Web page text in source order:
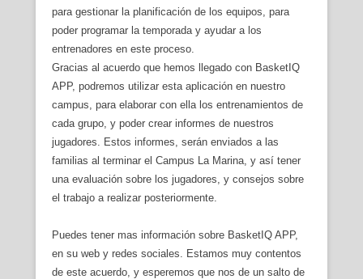
para gestionar la planificación de los equipos, para
poder programar la temporada y ayudar a los
entrenadores en este proceso.
Gracias al acuerdo que hemos llegado con BasketIQ
APP, podremos utilizar esta aplicación en nuestro
campus, para elaborar con ella los entrenamientos de
cada grupo, y poder crear informes de nuestros
jugadores. Estos informes, serán enviados a las
familias al terminar el Campus La Marina, y así tener
una evaluación sobre los jugadores, y consejos sobre
el trabajo a realizar posteriormente.
Puedes tener mas información sobre BasketIQ APP,
en su web y redes sociales. Estamos muy contentos
de este acuerdo, y esperemos que nos de un salto de